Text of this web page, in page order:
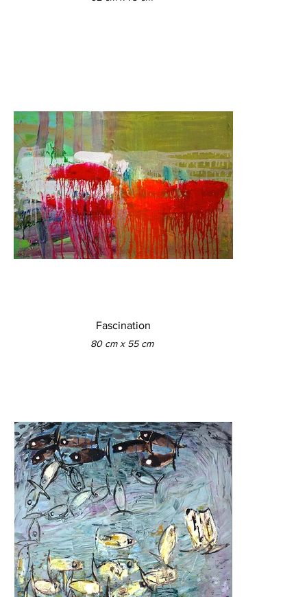
Fascination
80 cm x 55 cm